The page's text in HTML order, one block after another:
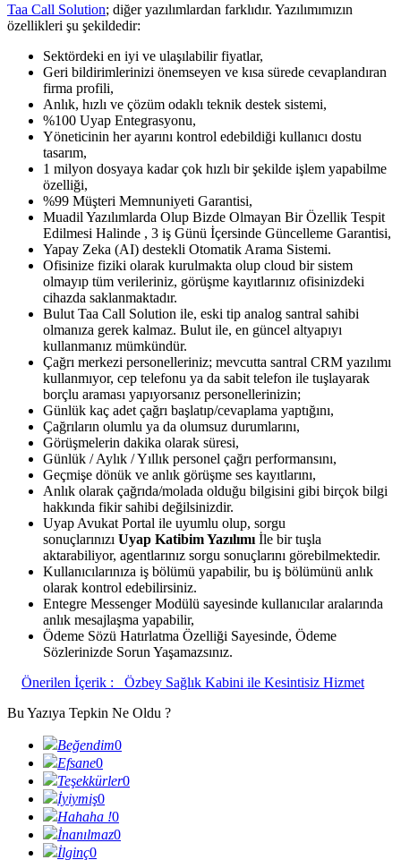
Taa Call Solution; diğer yazılımlardan farklıdır. Yazılımımızın
özellikleri şu şekildedir:
Sektördeki en iyi ve ulaşılabilir fiyatlar,
Geri bildirimlerinizi önemseyen ve kısa sürede cevaplandıran
firma profili,
Anlık, hızlı ve çözüm odaklı teknik destek sistemi,
%100 Uyap Entegrasyonu,
Yöneticinin her ayarını kontrol edebildiği kullanıcı dostu
tasarım,
1 milyon dosyaya kadar çok hızlı bir şekilde işlem yapabilme
özelliği,
%99 Müşteri Memnuniyeti Garantisi,
Muadil Yazılımlarda Olup Bizde Olmayan Bir Özellik Tespit
Edilmesi Halinde , 3 iş Günü İçersinde Güncelleme Garantisi,
Yapay Zeka (AI) destekli Otomatik Arama Sistemi.
Ofisinize fiziki olarak kurulmakta olup cloud bir sistem
olmayıp tüm verileriniz, görüşme kayıtlarınız ofisinizdeki
cihazda saklanmaktadır.
Bulut Taa Call Solution ile, eski tip analog santral sahibi
olmanıza gerek kalmaz. Bulut ile, en güncel altyapıyı
kullanmanız mümkündür.
Çağrı merkezi personelleriniz; mevcutta santral CRM yazılımı
kullanmıyor, cep telefonu ya da sabit telefon ile tuşlayarak
borçlu araması yapıyorsanız personellerinizin;
Günlük kaç adet çağrı başlatıp/cevaplama yaptığını,
Çağrıların olumlu ya da olumsuz durumlarını,
Görüşmelerin dakika olarak süresi,
Günlük / Aylık / Yıllık personel çağrı performansını,
Geçmişe dönük ve anlık görüşme ses kayıtlarını,
Anlık olarak çağrıda/molada olduğu bilgisini gibi birçok bilgi
hakkında fikir sahibi değilsinizdir.
Uyap Avukat Portal ile uyumlu olup, sorgu
sonuçlarınızı Uyap Katibim Yazılımı İle bir tuşla
aktarabiliyor, agentlarınız sorgu sonuçlarını görebilmektedir.
Kullanıcılarınıza iş bölümü yapabilir, bu iş bölümünü anlık
olarak kontrol edebilirsiniz.
Entegre Messenger Modülü sayesinde kullanıcılar aralarında
anlık mesajlaşma yapabilir,
Ödeme Sözü Hatırlatma Özelliği Sayesinde, Ödeme
Sözlerinizde Sorun Yaşamazsınız.
Önerilen İçerik :
Özbey Sağlık Kabini ile Kesintisiz Hizmet
Bu Yazıya Tepkin Ne Oldu ?
Beğendim0
Efsane0
Teşekkürler0
İyiymiş0
Hahaha !0
İnanılmaz0
İlginç0